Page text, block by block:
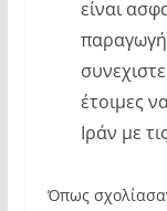
είναι
έτοιμες
Ιράν με
Όπως